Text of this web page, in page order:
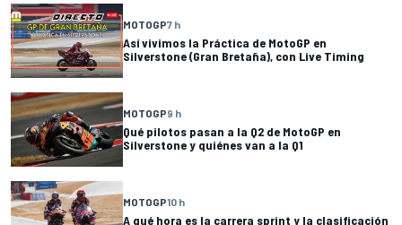
MOTOGP7 h
Así vivimos la Práctica de MotoGP en
Silverstone (Gran Bretaña), con Live Timing
MOTOGP9 h
Qué pilotos pasan a la Q2 de MotoGP en
Silverstone y quiénes van a la Q1
MOTOGP10 h
A qué hora es la carrera sprint y la clasificación